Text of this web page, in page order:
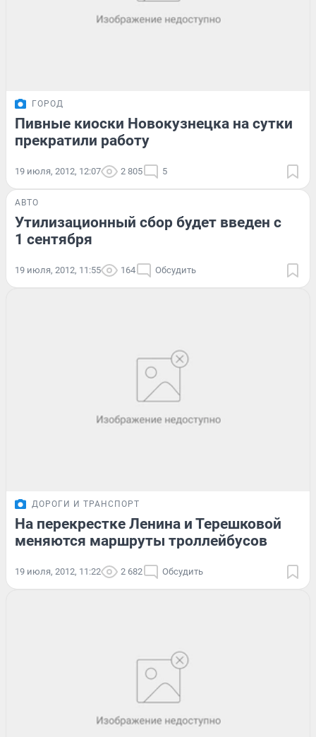
ГОРОД
Пивные киоски Новокузнецка на сутки
прекратили работу
19 июля, 2012, 12:07 2 805 5
АВТО
Утилизационный сбор будет введен с
1 сентября
19 июля, 2012, 11:55 164 Обсудить
ДОРОГИ И ТРАНСПОРТ
На перекрестке Ленина и Терешковой
меняются маршруты троллейбусов
19 июля, 2012, 11:22 2 682 Обсудить